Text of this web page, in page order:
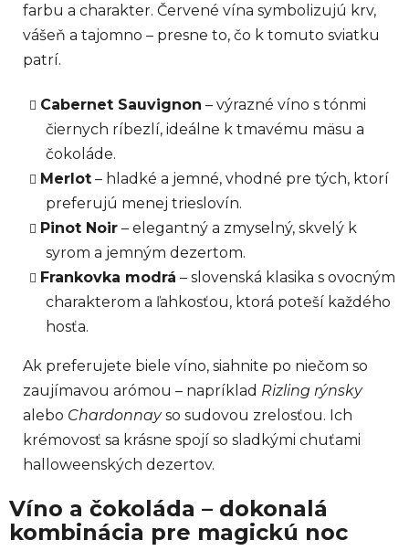
farbu a charakter. Červené vína symbolizujú krv,
vášeň a tajomno – presne to, čo k tomuto sviatku
patrí.
Cabernet Sauvignon – výrazné víno s tónmi
čiernych ríbezlí, ideálne k tmavému mäsu a
čokoláde.
Merlot – hladké a jemné, vhodné pre tých, ktorí
preferujú menej trieslovín.
Pinot Noir – elegantný a zmyselný, skvelý k
syrom a jemným dezertom.
Frankovka modrá – slovenská klasika s ovocným
charakterom a ľahkosťou, ktorá poteší každého
hosťa.
Ak preferujete biele víno, siahnite po niečom so
zaujímavou arómou – napríklad Rizling rýnsky
alebo Chardonnayso sudovou zrelosťou. Ich
krémovosť sa krásne spojí so sladkými chuťami
halloweenských dezertov.
Víno a čokoláda – dokonalá
kombinácia pre magickú noc